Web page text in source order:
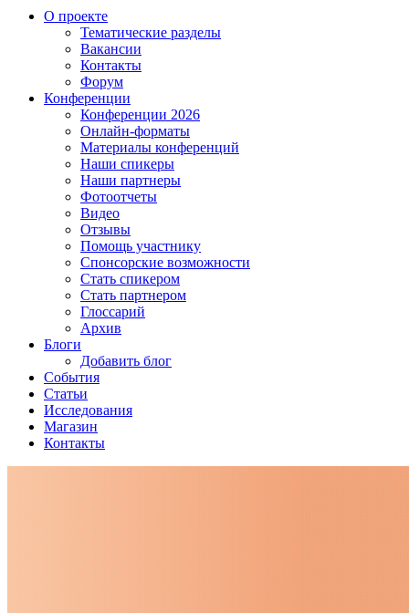
О проекте
Тематические разделы
Вакансии
Контакты
Форум
Конференции
Конференции 2026
Онлайн-форматы
Материалы конференций
Наши спикеры
Наши партнеры
Фотоотчеты
Видео
Отзывы
Помощь участнику
Спонсорские возможности
Стать спикером
Стать партнером
Глоссарий
Архив
Блоги
Добавить блог
События
Статьи
Исследования
Магазин
Контакты